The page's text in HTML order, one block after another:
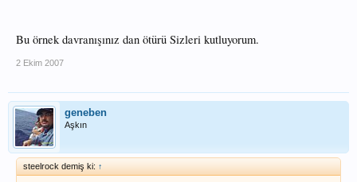
Bu örnek davranışınız dan ötürü Sizleri kutluyorum.
2 Ekim 2007
geneben
Aşkın
steelrock demiş ki: ↑